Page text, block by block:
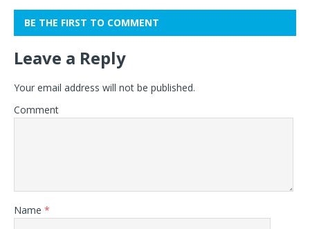
BE THE FIRST TO COMMENT
Leave a Reply
Your email address will not be published.
Comment
Name *